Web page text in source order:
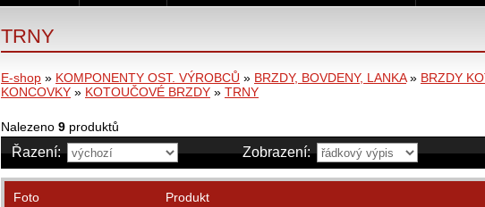
TRNY
E-shop » KOMPONENTY OST. VÝROBCŮ » BRZDY, BOVDENY, LANKA» BRZDY
KONCOVKY » KOTOUČOVÉ BRZDY » TRNY
Nalezeno 9 produktů
Řazení: Zobrazení:
Foto Produkt